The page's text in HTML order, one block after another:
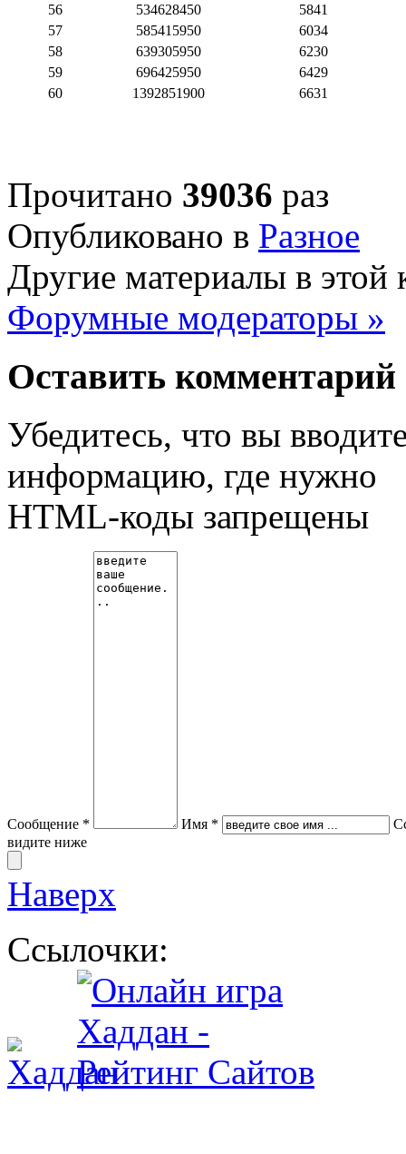
56
534628450
5841
57
585415950
6034
58
639305950
6230
59
696425950
6429
60
1392851900 6631
Прочитано 39036 раз
Опубликовано в Разное
Другие материалы в этой
Форумные модераторы »
Оставить комментарий
Убедитесь, что вы
информацию, где нужно
HTML-коды запрещены
Сообщение * Имя *
видите ниже
Наверх
Ссылочки: